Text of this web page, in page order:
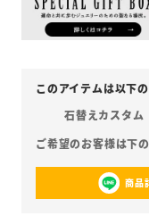
石替えカスタム
商品